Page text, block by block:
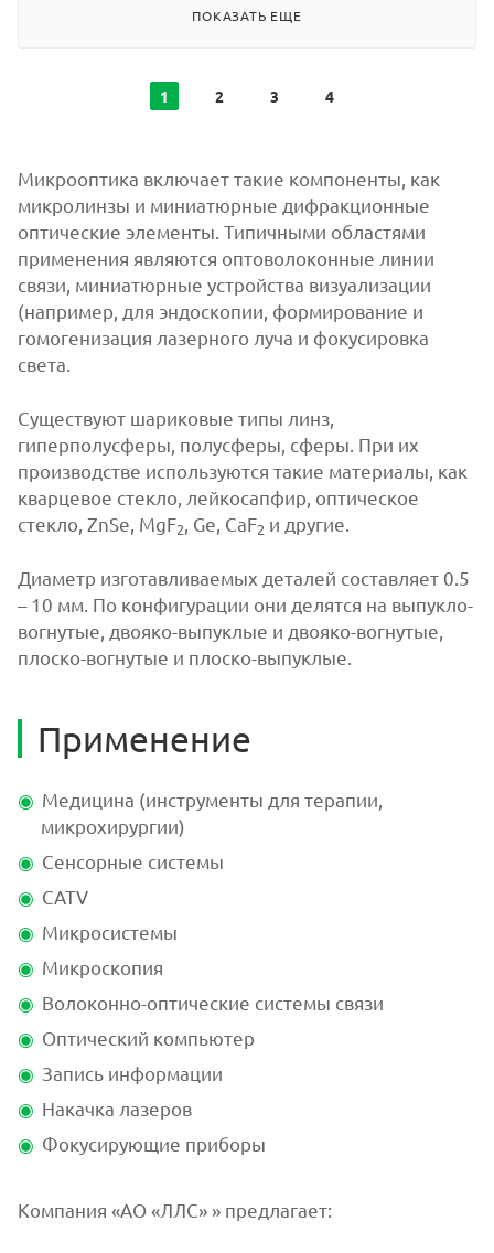
ПОКАЗАТЬ ЕЩЕ
1 2 3 4
Микрооптика включает такие компоненты, как
микролинзы и миниатюрные дифракционные
оптические элементы. Типичными областями
применения являются оптоволоконные линии
связи, миниатюрные устройства визуализации
(например, для эндоскопии, формирование и
гомогенизация лазерного луча и фокусировка
света.
Существуют шариковые типы линз,
гиперполусферы, полусферы, сферы. При их
производстве используются такие материалы, как
кварцевое стекло, лейкосапфир, оптическое
стекло, ZnSe, MgF2 , Ge, CaF2 и другие.
Диаметр изготавливаемых деталей составляет 0.5
– 10 мм. По конфигурации они делятся на выпукло-
вогнутые, двояко-выпуклые и двояко-вогнутые,
плоско-вогнутые и плоско-выпуклые.
Применение
Медицина (инструменты для терапии,
микрохирургии)
Сенсорные системы
CATV
Микросистемы
Микроскопия
Волоконно-оптические системы связи
Оптический компьютер
Запись информации
Накачка лазеров
Фокусирующие приборы
Компания «АО «ЛЛС» » предлагает: